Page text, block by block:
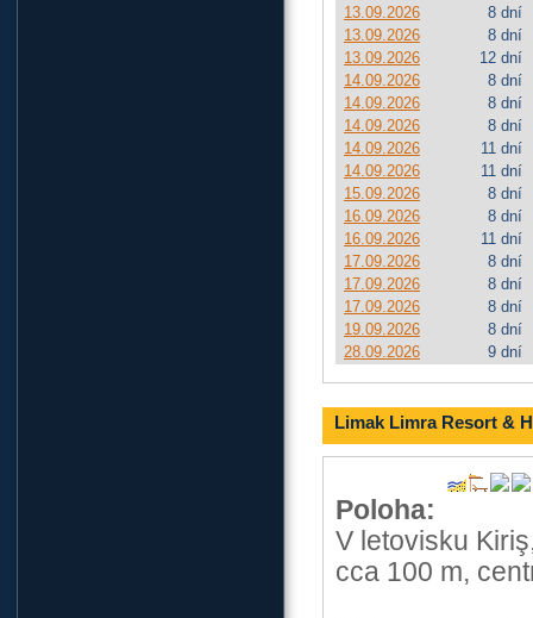
13.09.2026
8 dní
13.09.2026
8 dní
13.09.2026
12 dní
14.09.2026
8 dní
14.09.2026
8 dní
14.09.2026
8 dní
14.09.2026
11 dní
14.09.2026
11 dní
15.09.2026
8 dní
16.09.2026
8 dní
16.09.2026
11 dní
17.09.2026
8 dní
17.09.2026
8 dní
17.09.2026
8 dní
19.09.2026
8 dní
28.09.2026
9 dní
Limak Limra Resort &
Poloha:
V letovisku
cca 100 m,